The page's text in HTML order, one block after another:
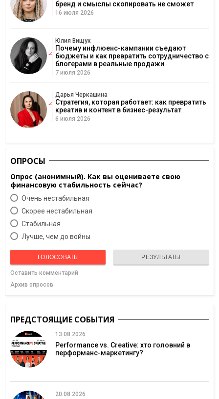
бренд и смыслы скопировать не сможет
16 июля 2026
Юлия Вищук
Почему инфлюенс-кампании съедают
бюджеты и как превратить сотрудничество с
блогерами в реальные продажи
7 июля 2026
Дарья Черкашина
Стратегия, которая работает: как превратить
креатив и контент в бизнес-результат
6 июля 2026
ОПРОСЫ
Опрос (анонимный). Как вы оцениваете свою
финансовую стабильность сейчас?
Очень нестабильная
Скорее нестабильная
Cтабильная
Лучше, чем до войны
ГОЛОСОВАТЬ РЕЗУЛЬТАТЫ
Оставить комментарий
Архив опросов
ПРЕДСТОЯЩИЕ СОБЫТИЯ
13.08.2026
Performance vs. Creative: хто головний в
перформанс-маркетингу?
20.08.2026